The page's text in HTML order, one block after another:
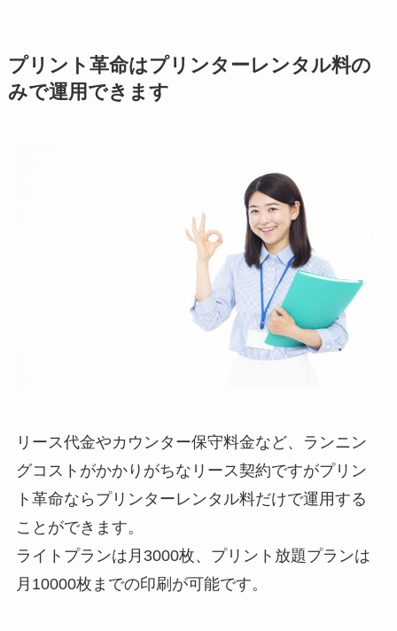
プリント革命はプリンターレンタル料の
みで運用できます
リース代金やカウンター保守料金など、ランニン
グコストがかかりがちなリース契約ですがプリン
ト革命ならプリンターレンタル料だけで運用する
ことができます。
ライトプランは月3000枚、プリント放題プランは
月10000枚までの印刷が可能です。